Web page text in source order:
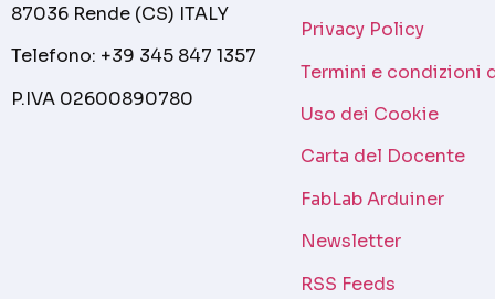
87036 Rende (CS) ITALY
Telefono: +39 345 847 1357
P.IVA 02600890780
Privacy Policy
Termini e condizioni
Uso dei Cookie
Carta del Docente
FabLab Arduiner
Newsletter
RSS Feeds